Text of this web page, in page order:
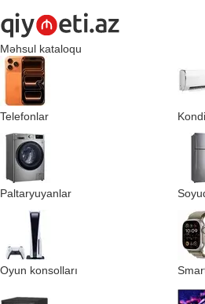
Məhsul kataloqu
Telefonlar
Paltaryuyanlar
Oyun konsolları